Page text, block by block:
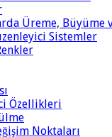
Üreme, Büyüme
Sistemler
Özellikleri
Noktaları